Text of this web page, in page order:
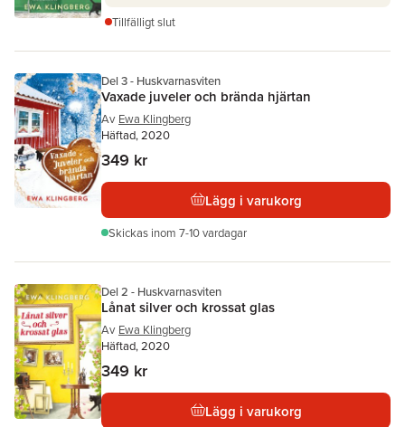
Tillfälligt slut
Del 3 - Huskvarnasviten
Vaxade juveler och brända hjärtan
Av Ewa Klingberg
Häftad, 2020
349 kr
Lägg i varukorg
Skickas inom 7-10 vardagar
Del 2 - Huskvarnasviten
Lånat silver och krossat glas
Av Ewa Klingberg
Häftad, 2020
349 kr
Lägg i varukorg